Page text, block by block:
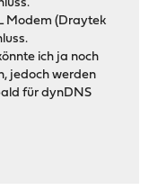
Modem (Draytek
ich ja noch
jedoch werden
für dynDNS